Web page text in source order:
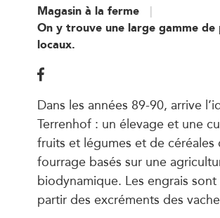
Magasin à la ferme
On y trouve une large gamme
locaux.
Dans les années 89-90, arrive
Terrenhof : un élevage et une
fruits et légumes et de céréales
fourrage basés sur une
biodynamique. Les engrais sont
partir des excréments des